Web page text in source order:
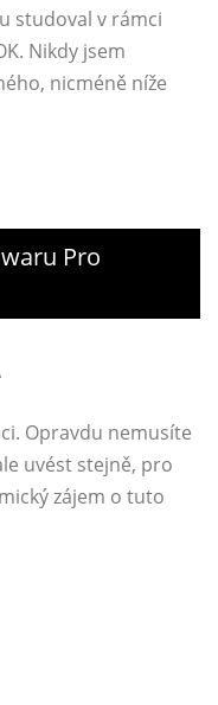
studoval v rámci
Nikdy jsem
​​nicméně níže
Pro
Opravdu nemusíte
uvést stejně, pro
zájem o tuto